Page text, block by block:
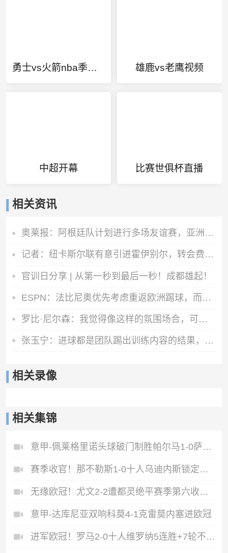
勇士vs火箭nba季后赛回放 雄鹿vs老鹰视频
中超开幕 比赛世俱杯直播
相关资讯
奥莱报：阿根廷队计划进行多场友谊赛，亚洲是主要考虑的目的地
记者：纽卡斯尔联有意引进霍伊别尔，转会费1000万-1500万英镑
官训日分享 | 从第一秒到最后一秒！成都雄起！
ESPN：法比尼奥优先考虑重返欧洲踢球，而不是回到祖国巴西
罗比·尼尔森：我觉得像这样的氛围场合，可能影响了球员们的思绪
张玉宁：进球都是团队踢出训练内容的结果，祝贺蒋子承完成首秀
相关录像
相关集锦
意甲-佩莱格里诺头球破门制胜帕尔马1-0萨索洛
赛季收官！那不勒斯1-0十人乌迪内斯锁定第二丁丁助攻霍伊伦制胜
无缘欧冠！尤文2-2遭都灵绝平赛季第六收官将战欧联DV9双响
意甲-达库尼亚双响科莫4-1克雷莫内塞进欧冠
进军欧冠！罗马2-0十人维罗纳5连胜+7轮不败第3收官迪巴拉2助攻